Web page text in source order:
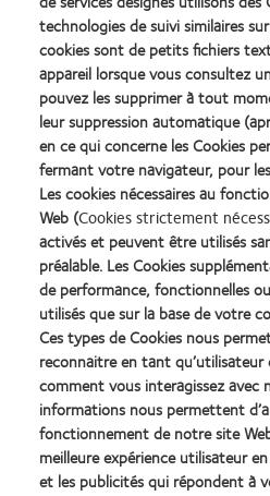
PORTAIL
Un accès rapide et facile
vous avez besoin pour
contact chez les
technologies de suivi similaires
cookies sont de petits fichiers
appareil lorsque vous consultez
pouvez les supprimer à tout
leur suppression automatique
en ce qui concerne les Cookies
fermant votre navigateur, pour
Les cookies nécessaires au
Web (Cookies strictement
activés et peuvent être utilisés
préalable. Les Cookies
de performance, fonctionnelles
utilisés que sur la base de votre
Ces types de Cookies nous
reconnaitre en tant
comment vous interagissez avec
informations nous permettent
fonctionnement de notre site
meilleure expérience utilisateur
et les publicités qui répondent à